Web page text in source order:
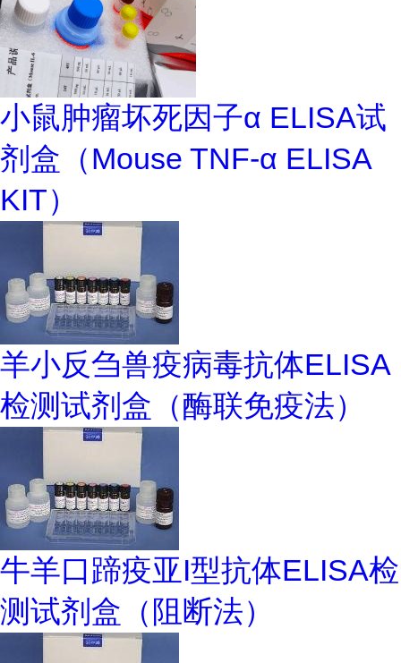
小鼠肿瘤坏死因子α ELISA试
剂盒（Mouse TNF-α ELISA
KIT）
羊小反刍兽疫病毒抗体ELISA
检测试剂盒（酶联免疫法）
牛羊口蹄疫亚I型抗体ELISA检
测试剂盒（阻断法）